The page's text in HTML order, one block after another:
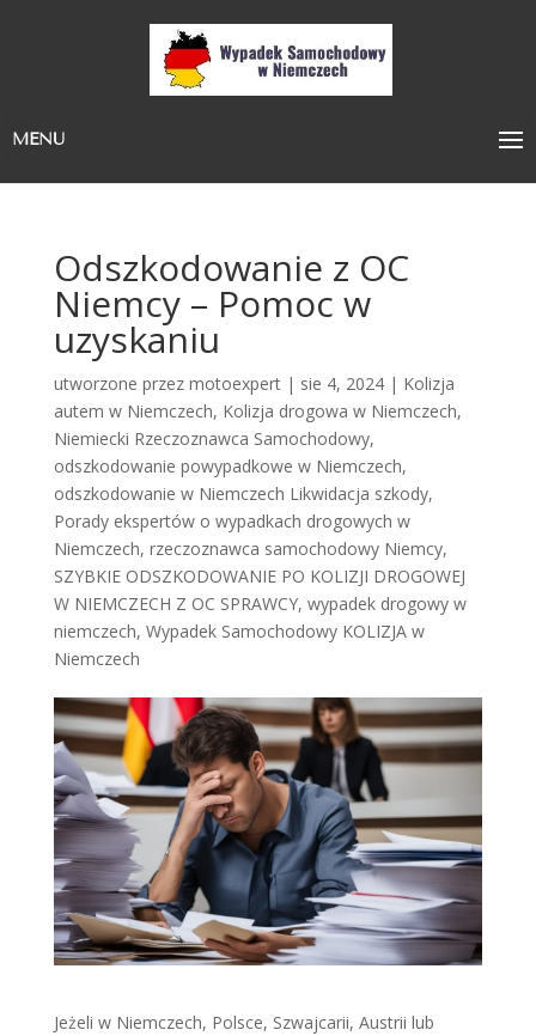
MENU
Odszkodowanie z OC
Niemcy – Pomoc w
uzyskaniu
utworzone przez motoexpert| sie 4, 2024| Kolizja
autem w Niemczech, Kolizja drogowa w Niemczech,
Niemiecki Rzeczoznawca Samochodowy,
odszkodowanie powypadkowe w Niemczech,
odszkodowanie w Niemczech Likwidacja szkody,
Porady ekspertów o wypadkach drogowych w
Niemczech, rzeczoznawca samochodowy Niemcy,
SZYBKIE ODSZKODOWANIE PO KOLIZJI DROGOWEJ
W NIEMCZECH Z OC SPRAWCY, wypadek drogowy w
niemczech, Wypadek Samochodowy KOLIZJA w
Niemczech
Jeżeli w Niemczech, Polsce, Szwajcarii, Austrii lub